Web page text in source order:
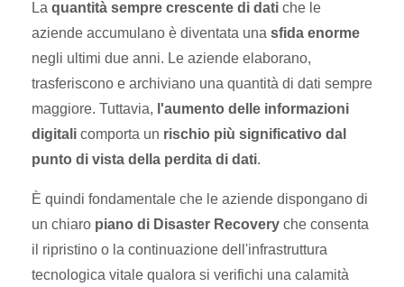
La quantità sempre crescente di dati che le
aziende accumulano è diventata una sfida enorme
negli ultimi due anni. Le aziende elaborano,
trasferiscono e archiviano una quantità di dati sempre
maggiore. Tuttavia, l'aumento delle informazioni
digitali comporta un rischio più significativo dal
punto di vista della perdita di dati.
È quindi fondamentale che le aziende dispongano di
un chiaro piano di Disaster Recovery che consenta
il ripristino o la continuazione dell'infrastruttura
tecnologica vitale qualora si verifichi una calamità